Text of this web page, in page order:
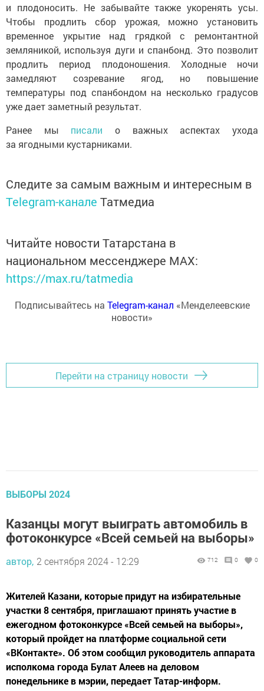
и плодоносить. Не забывайте также укоренять усы.
Чтобы продлить сбор урожая, можно установить
временное укрытие над грядкой с ремонтантной
земляникой, используя дуги и спанбонд. Это позволит
продлить период плодоношения. Холодные ночи
замедляют созревание ягод, но повышение
температуры под спанбондом на несколько градусов
уже дает заметный результат.
Ранее мы писали о важных аспектах ухода
за ягодными кустарниками.
Следите за самым важным и интересным в
Telegram-канале Татмедиа
Читайте новости Татарстана в
национальном мессенджере MАХ:
https://max.ru/tatmedia
Подписывайтесь на Telegram-канал «Менделеевские
новости»
Перейти на страницу новости
ВЫБОРЫ 2024
Казанцы могут выиграть автомобиль в
фотоконкурсе «Всей семьей на выборы»
автор, 2 сентября 2024 - 12:29 712 0 0
Жителей Казани, которые придут на избирательные
участки 8 сентября, приглашают принять участие в
ежегодном фотоконкурсе «Всей семьей на выборы»,
который пройдет на платформе социальной сети
«ВКонтакте». Об этом сообщил руководитель аппарата
исполкома города Булат Алеев на деловом
понедельнике в мэрии, передает Татар-информ.